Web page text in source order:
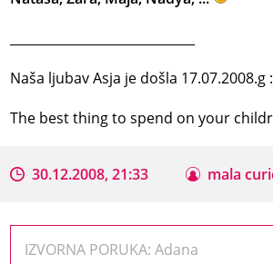
Naša ljubav Asja je došla 17.07.2008.g
The best thing to spend on your
30.12.2008, 21:33 mala
IZVORNA PORUKA: Adana